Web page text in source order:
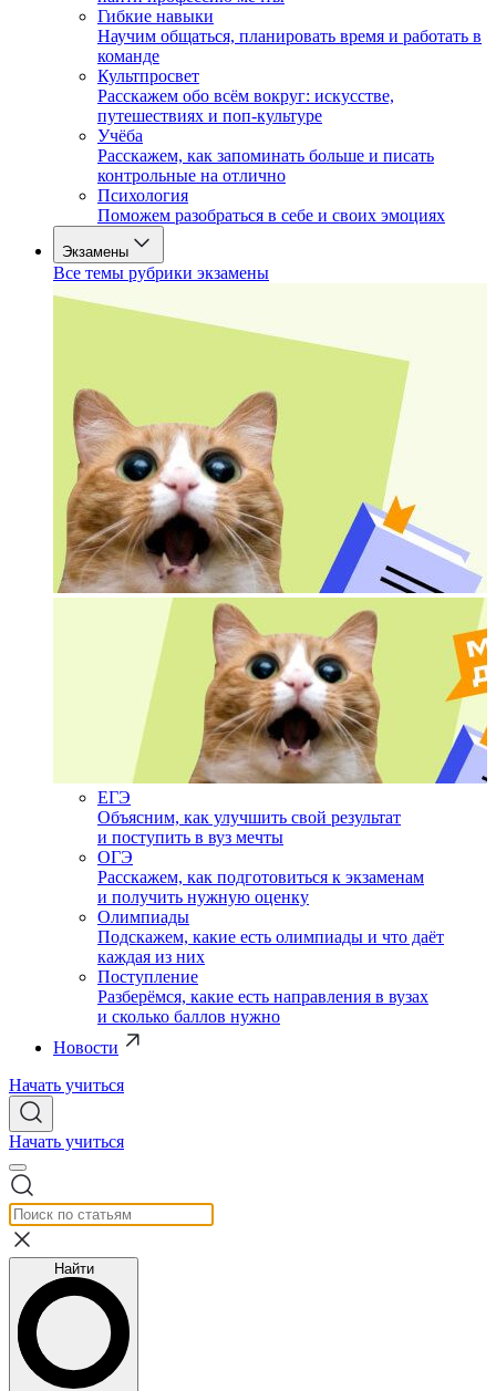
Гибкие навыки
Научим общаться, планировать время и работать в
команде
Культпросвет
Расскажем обо всём вокруг: искусстве,
путешествиях и поп-культуре
Учёба
Расскажем, как запоминать больше и писать
контрольные на отлично
Психология
Поможем разобраться в себе и своих эмоциях
Экзамены
Все темы рубрики экзамены
ЕГЭ
Объясним, как улучшить свой результат
и поступить в вуз мечты
ОГЭ
Расскажем, как подготовиться к экзаменам
и получить нужную оценку
Олимпиады
Подскажем, какие есть олимпиады и что даёт
каждая из них
Поступление
Разберёмся, какие есть направления в вузах
и сколько баллов нужно
Новости
Начать учиться
Начать учиться
Найти